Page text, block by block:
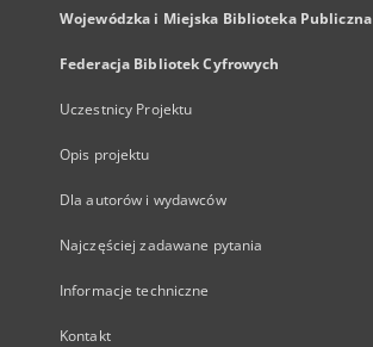
Wojewódzka i Miejska Biblioteka Publiczna
Federacja Bibliotek Cyfrowych
Uczestnicy Projektu
Opis projektu
Dla autorów i wydawców
Najczęściej zadawane pytania
Informacje techniczne
Kontakt